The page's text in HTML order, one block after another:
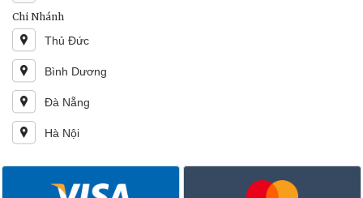
Chi Nhánh
Thủ Đức
Bình Dương
Đà Nẵng
Hà Nội